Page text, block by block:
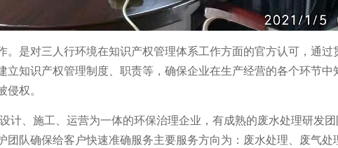
是对三人行环境在知识产权管理体系工作方面的官方认可， 通过
知识产权管理制度、职责等，确保企业在生产经营的各个环节中
权。
计、施工、运营为一体的环保治理企业，有成熟的废水处理研发
队确保给客户快速准确服务主要服务方向为：废水处理、废气处